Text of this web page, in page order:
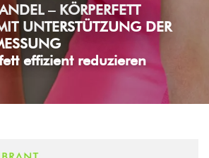
– KÖRPERFETT
UNTERSTÜTZUNG DER
effizient reduzieren